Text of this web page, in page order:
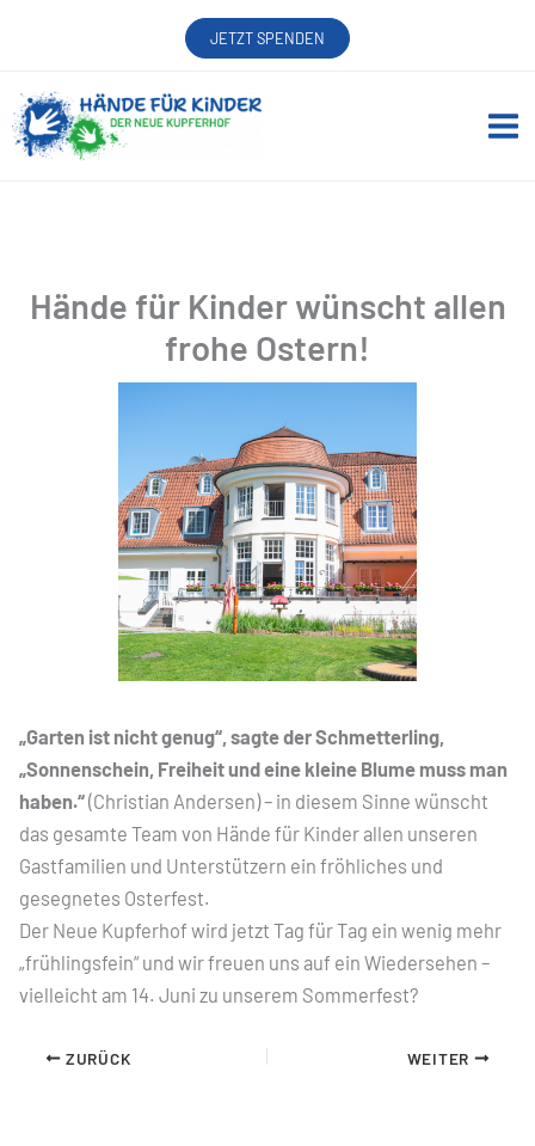
JETZT SPENDEN
Hände für Kinder wünscht allen
frohe Ostern!
„Garten ist nicht genug“, sagte der Schmetterling,
„Sonnenschein, Freiheit und eine kleine Blume muss man
haben.“(Christian Andersen) – in diesem Sinne wünscht
das gesamte Team von Hände für Kinder allen unseren
Gastfamilien und Unterstützern ein fröhliches und
gesegnetes Osterfest.
Der Neue Kupferhof wird jetzt Tag für Tag ein wenig mehr
„frühlingsfein“ und wir freuen uns auf ein Wiedersehen –
vielleicht am 14. Juni zu unserem Sommerfest?
ZURÜCK WEITER